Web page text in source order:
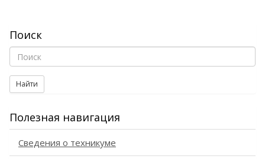
Поиск
Найти
Полезная навигация
Сведения о техникуме